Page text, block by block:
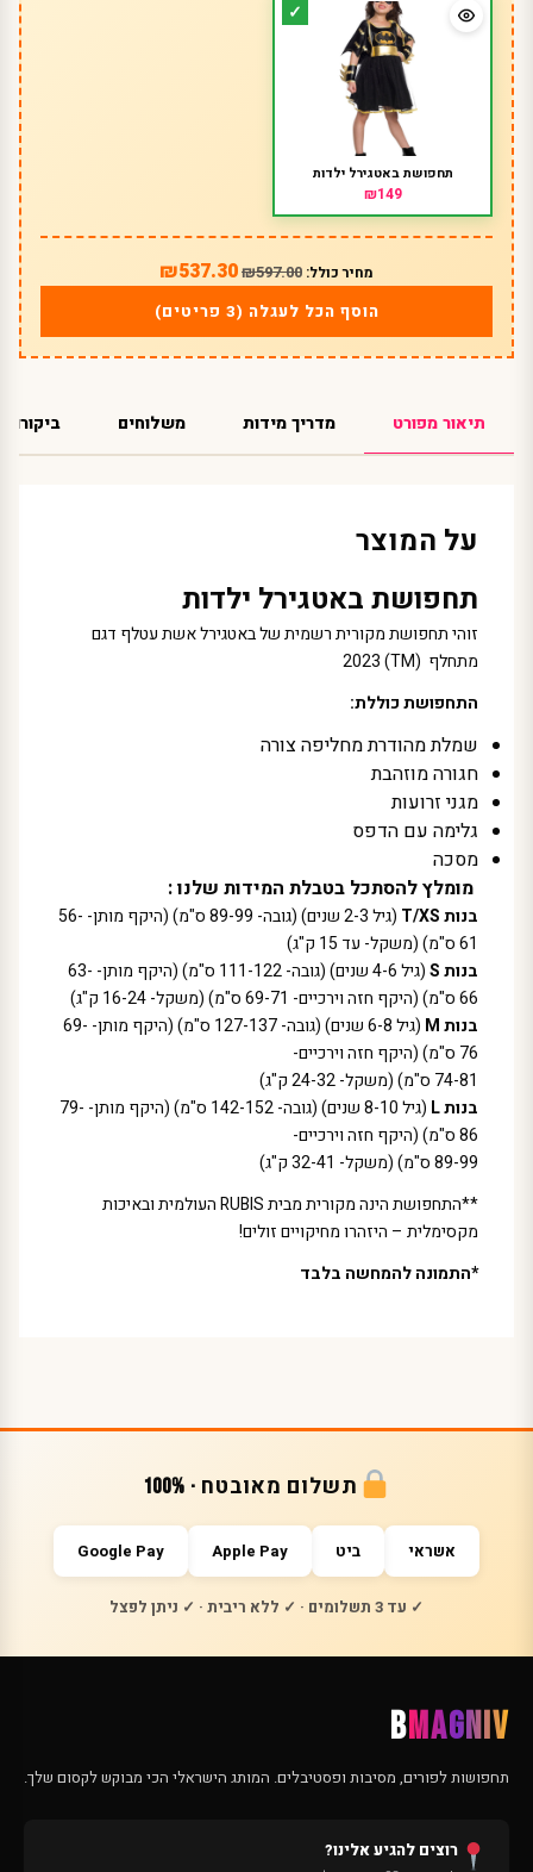
תחפושת באטגירל ילדות
₪149
מחיר כולל: ₪597.00
₪537.30
הוסף הכל לעגלה (3 פריטים)
תיאור מפורט מדריך מידות משלוחים ביקורות
על המוצר
תחפושת באטגירל ילדות
זוהי תחפושת מקורית רשמית של באטגירל אשת עטלף דגם
מתחלף (TM) 2023
התחפושת כוללת:
שמלת מהודרת מחליפה צורה
חגורה מוזהבת
מגני זרועות
גלימה עם הדפס
מסכה
מומלץ להסתכל בטבלת המידות שלנו :
בנות T/XS
(גיל 2-3 שנים) (גובה- 89-99 ס"מ) (היקף מותן- 56-
61 ס"מ) (משקל- עד 15 ק"ג)
בנות S
(גיל 4-6 שנים) (גובה- 111-122 ס"מ) (היקף מותן- 63-
66 ס"מ) (היקף חזה וירכיים- 69-71 ס"מ) (משקל- 16-24 ק"ג)
בנות M
(גיל 6-8 שנים) (גובה- 127-137 ס"מ) (היקף מותן- 69-
76 ס"מ) (היקף חזה וירכיים-
74-81 ס"מ) (משקל- 24-32 ק"ג)
בנות L
(גיל 8-10 שנים) (גובה- 142-152 ס"מ) (היקף מותן- 79-
86 ס"מ) (היקף חזה וירכיים-
89-99 ס"מ) (משקל- 32-41 ק"ג)
**התחפושת הינה מקורית מבית RUBIS העולמית ובאיכות
מקסימלית – היזהרו מחיקויים זולים!
*התמונה להמחשה בלבד
תשלום מאובטח · 100%
אשראי ביט Apple Pay
Google Pay
✓ עד 3 תשלומים · ✓ ללא ריבית · ✓ ניתן לפצל
BMAGNIV
תחפושות לפורים, מסיבות ופסטיבלים. המותג הישראלי הכי מבוקש לקסום שלך.
רוצים להגיע אלינו?